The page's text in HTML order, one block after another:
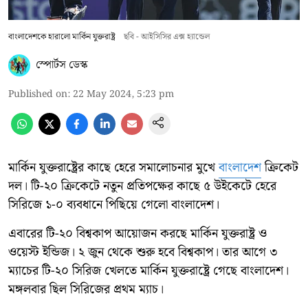
বাংলাদেশকে হারালো মার্কিন যুক্তরাষ্ট্র ছবি - আইসিসির এক্স হ্যান্ডেল
স্পোর্টস ডেস্ক
Published on: 22 May 2024, 5:23 pm
মার্কিন যুক্তরাষ্ট্রের কাছে হেরে সমালোচনার মুখেবাংলাদেশক্রিকেট
দল। টি-২০ ক্রিকেটে নতুন প্রতিপক্ষের কাছে ৫ উইকেটে হেরে
সিরিজে ১-০ ব্যবধানে পিছিয়ে গেলো বাংলাদেশ।
এবারের টি-২০ বিশ্বকাপ আয়োজন করছে মার্কিন যুক্তরাষ্ট্র ও
ওয়েস্ট ইন্ডিজ। ২ জুন থেকে শুরু হবে বিশ্বকাপ। তার আগে ৩
ম্যাচের টি-২০ সিরিজ খেলতে মার্কিন যুক্তরাষ্ট্রে গেছে বাংলাদেশ।
মঙ্গলবার ছিল সিরিজের প্রথম ম্যাচ।